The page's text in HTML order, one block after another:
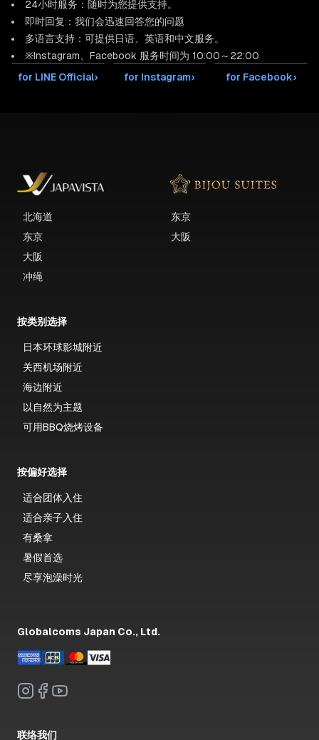
24小时服务：随时为您提供支持。
即时回复：我们会迅速回答您的问题
多语言支持：可提供日语、英语和中文服务。
※Instagram、Facebook 服务时间为 10:00～22:00
for LINE Official› for Instagram› for Facebook›
北海道
东京
大阪
冲绳
东京
大阪
按类别选择
日本环球影城附近
关西机场附近
海边附近
以自然为主题
可用BBQ烧烤设备
按偏好选择
适合团体入住
适合亲子入住
有桑拿
暑假首选
尽享泡澡时光
Globalcoms Japan Co., Ltd.
联络我们